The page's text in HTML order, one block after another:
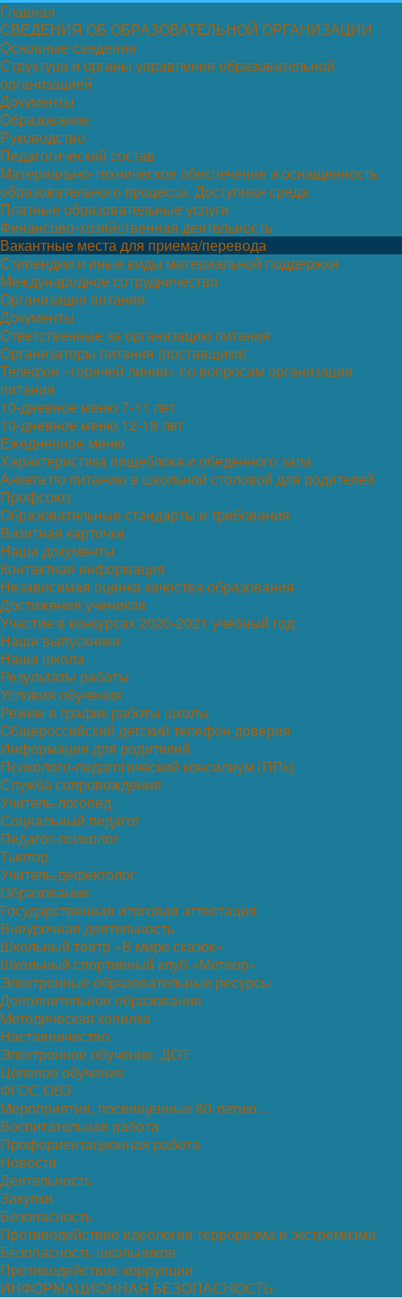
Главная
СВЕДЕНИЯ ОБ ОБРАЗОВАТЕЛЬНОЙ ОРГАНИЗАЦИИ
Основные сведения
Структура и органы управления образовательной
организацией
Документы
Образование
Руководство
Педагогический состав
Материально-техническое обеспечение и оснащенность
образовательного процесса. Доступная среда
Платные образовательные услуги
Финансово-хозяйственная деятельность
Вакантные места для приема/перевода
Стипендии и иные виды материальной поддержки
Международное сотрудничество
Организация питания
Документы
Ответственные за организацию питания
Организаторы питания (поставщики)
Телефон «горячей линии» по вопросам организации
питания
10-дневное меню 7-11 лет
10-дневное меню 12-18 лет
Ежедневное меню
Характеристика пищеблока и обеденного зала
Анкета по питанию в школьной столовой для родителей
Профсоюз
Образовательные стандарты и требования
Визитная карточка
Наши документы
Контактная информация
Независимая оценка качества образования
Достижения учеников
Участие в конкурсах 2020-2021 учебный год
Наши выпускники
Наша школа
Результаты работы
Условия обучения
Режим и график работы школы
Общероссийский детский телефон доверия
Информация для родителей
Психолого-педагогический консилиум (ППк)
Служба сопровождения
Учитель-логопед
Социальный педагог
Педагог-психолог
Тьютор
Учитель-дефектолог
Образование
Государственная итоговая аттестация
Внеурочная деятельность
Школьный театр «В мире сказок»
Школьный спортивный клуб «Метеор»
Электронные образовательные ресурсы
Дополнительное образование
Методическая копилка
Наставничество
Электронное обучение, ДОТ
Целевое обучение
ФГОС ОВЗ
Мероприятия, посвященные 80-летию...
Воспитательная работа
Профориентационная работа
Новости
Деятельность
Закупки
Безопасность
Противодействие идеологии терроризма и экстремизма
Безопасность школьников
Противодействие коррупции
ИНФОРМАЦИОННАЯ БЕЗОПАСНОСТЬ